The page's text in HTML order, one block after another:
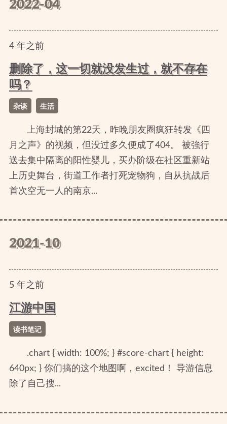
2022-04
4年之前
删除了，这一切就没发生过，就不存在
吗？
杂谈 生活
上海封城的第22天，昨晚朋友圈疯狂转发《四
月之声》的视频，但没过多久便成了404。 被強行
送去集中隔离的阳性婴儿，买办阶级在社区重新站
上历史舞台，街道工作者打死宠物狗，自从抗战后
首次空无一人的南京...
2021-10
5年之前
江游中国
读书笔记
.chart { width: 100%; } #score-chart { height:
640px; } 你们搞的这个地图啊，excited！ 导游信息
除了自己搜...